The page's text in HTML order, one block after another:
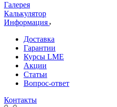
Галерея
Калькулятор
Информация
Доставка
Гарантии
Курсы LME
Акции
Статьи
Вопрос-ответ
Контакты